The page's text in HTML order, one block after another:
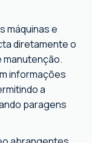
máquinas e
diretamente o
manutenção.
informações
a
paragens